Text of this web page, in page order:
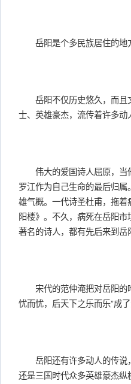
岳阳是个多民族居住的地
岳阳不仅历史悠久，而且
士、英雄豪杰，流传着许多动
伟大的爱国诗人屈原，当
罗江作为自己生命的最后归属
雄气概。一代诗圣杜甫，拖着
阳楼》。不久，病死在岳阳
著名的诗人，都有先后来到
宋代的范仲淹把对岳阳的吟
忧而忧，后天下之乐而乐”成
岳阳还有许多动人的传说
还是三国时代众多英雄豪杰